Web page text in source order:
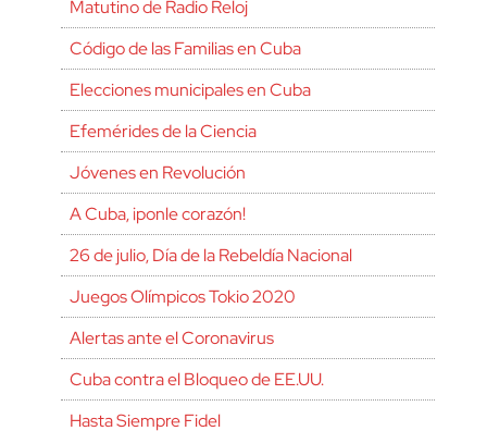
Matutino de Radio Reloj
Código de las Familias en Cuba
Elecciones municipales en Cuba
Efemérides de la Ciencia
Jóvenes en Revolución
A Cuba, ¡ponle corazón!
26 de julio, Día de la Rebeldía Nacional
Juegos Olímpicos Tokio 2020
Alertas ante el Coronavirus
Cuba contra el Bloqueo de EE.UU.
Hasta Siempre Fidel